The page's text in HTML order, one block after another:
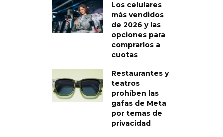
Los celulares
más vendidos
de 2026 y las
opciones para
comprarlos a
cuotas
Restaurantes y
teatros
prohíben las
gafas de Meta
por temas de
privacidad